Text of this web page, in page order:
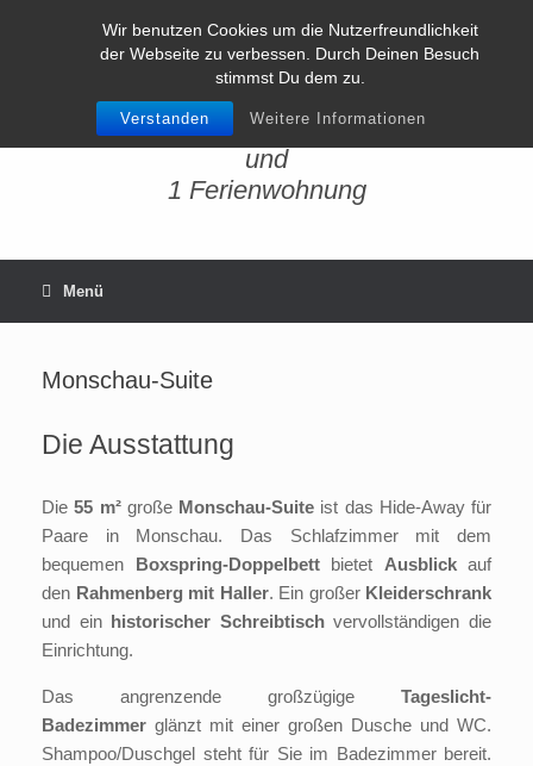
Wir benutzen Cookies um die Nutzerfreundlichkeit
der Webseite zu verbessen. Durch Deinen Besuch
stimmst Du dem zu.
Verstanden Weitere Informationen
4 Ferienzimmer
und
1 Ferienwohnung
Menü
Monschau-Suite
Die Ausstattung
Die55 m²große Monschau-Suite ist das Hide-Away für
Paare in Monschau. Das Schlafzimmer mit dem
bequemen Boxspring-Doppelbett bietet Ausblick auf
den Rahmenberg mit Haller. Ein großer Kleiderschrank
und ein historischer Schreibtischvervollständigen die
Einrichtung.
Das angrenzende großzügige Tageslicht-
Badezimmer glänzt mit einer großen Dusche und WC.
Shampoo/Duschgel steht für Sie im Badezimmer bereit.